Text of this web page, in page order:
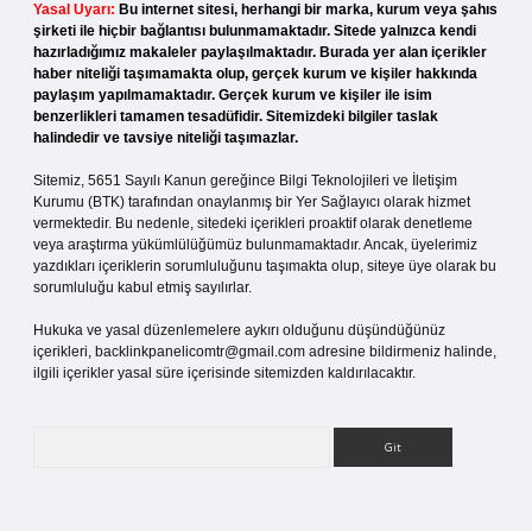
Yasal Uyarı: Bu internet sitesi, herhangi bir marka, kurum veya şahıs
şirketi ile hiçbir bağlantısı bulunmamaktadır. Sitede yalnızca kendi
hazırladığımız makaleler paylaşılmaktadır. Burada yer alan içerikler
haber niteliği taşımamakta olup, gerçek kurum ve kişiler hakkında
paylaşım yapılmamaktadır. Gerçek kurum ve kişiler ile isim
benzerlikleri tamamen tesadüfidir. Sitemizdeki bilgiler taslak
halindedir ve tavsiye niteliği taşımazlar.
Sitemiz, 5651 Sayılı Kanun gereğince Bilgi Teknolojileri ve İletişim
Kurumu (BTK) tarafından onaylanmış bir Yer Sağlayıcı olarak hizmet
vermektedir. Bu nedenle, sitedeki içerikleri proaktif olarak denetleme
veya araştırma yükümlülüğümüz bulunmamaktadır. Ancak, üyelerimiz
yazdıkları içeriklerin sorumluluğunu taşımakta olup, siteye üye olarak bu
sorumluluğu kabul etmiş sayılırlar.
Hukuka ve yasal düzenlemelere aykırı olduğunu düşündüğünüz
içerikleri, backlinkpanelicomtr@gmail.com adresine bildirmeniz halinde,
ilgili içerikler yasal süre içerisinde sitemizden kaldırılacaktır.